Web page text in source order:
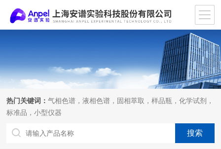
热门关键词：气相色谱，液相色谱，固相萃取，样品瓶，化学试剂，
标准品，小型仪器